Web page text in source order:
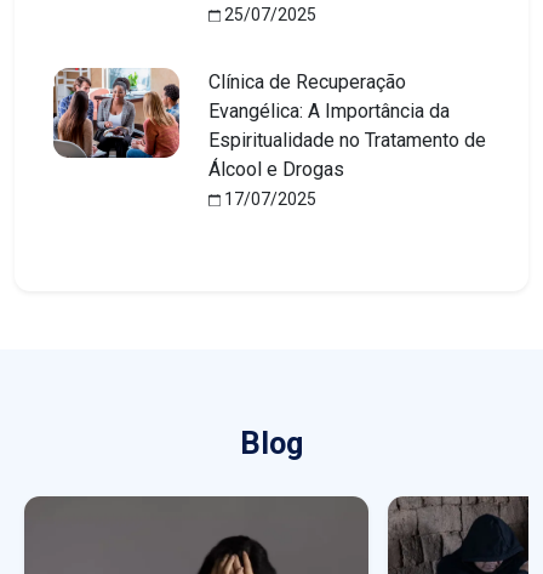
25/07/2025
Clínica de Recuperação
Evangélica: A Importância da
Espiritualidade no Tratamento de
Álcool e Drogas
17/07/2025
Blog